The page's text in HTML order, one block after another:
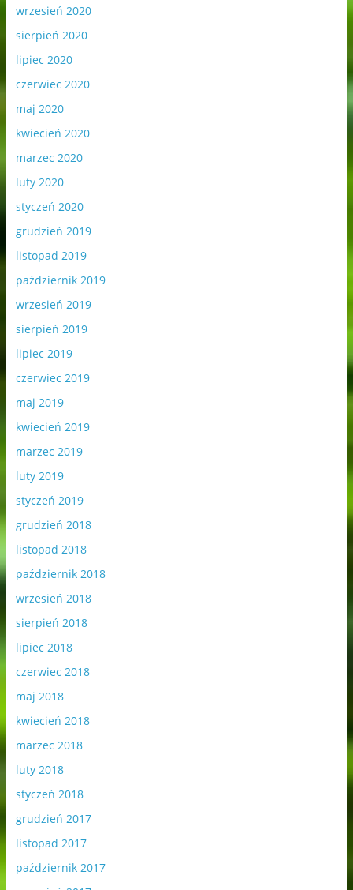
wrzesień 2020
sierpień 2020
lipiec 2020
czerwiec 2020
maj 2020
kwiecień 2020
marzec 2020
luty 2020
styczeń 2020
grudzień 2019
listopad 2019
październik 2019
wrzesień 2019
sierpień 2019
lipiec 2019
czerwiec 2019
maj 2019
kwiecień 2019
marzec 2019
luty 2019
styczeń 2019
grudzień 2018
listopad 2018
październik 2018
wrzesień 2018
sierpień 2018
lipiec 2018
czerwiec 2018
maj 2018
kwiecień 2018
marzec 2018
luty 2018
styczeń 2018
grudzień 2017
listopad 2017
październik 2017